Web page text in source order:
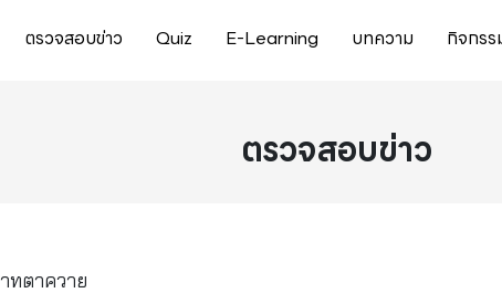
ตรวจสอบข่าว Quiz E-Learning บทความ กิจกรร
ตรวจสอบข่าว
ทตาควาย